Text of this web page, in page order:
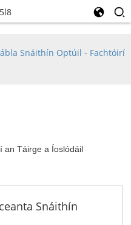
Snáithín Optúil - Fachtóirí
an Táirge a Íoslódáil
Snáithín